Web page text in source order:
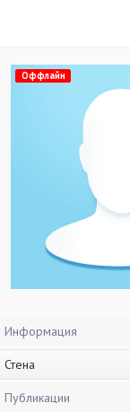
Оффлайн
Информация
Стена
Публикации